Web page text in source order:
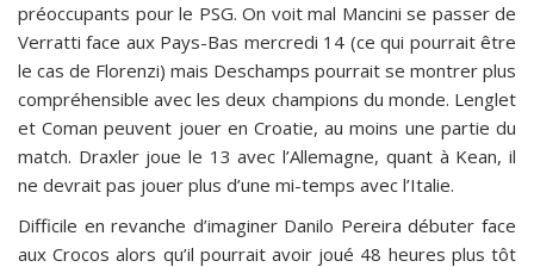
préoccupants pour le PSG. On voit mal Mancini se passer de
Verratti face aux Pays-Bas mercredi 14 (ce qui pourrait être
le cas de Florenzi) mais Deschamps pourrait se montrer plus
compréhensible avec les deux champions du monde. Lenglet
et Coman peuvent jouer en Croatie, au moins une partie du
match. Draxler joue le 13 avec l’Allemagne, quant à Kean, il
ne devrait pas jouer plus d’une mi-temps avec l’Italie.
Difficile en revanche d’imaginer Danilo Pereira débuter face
aux Crocos alors qu’il pourrait avoir joué 48 heures plus tôt